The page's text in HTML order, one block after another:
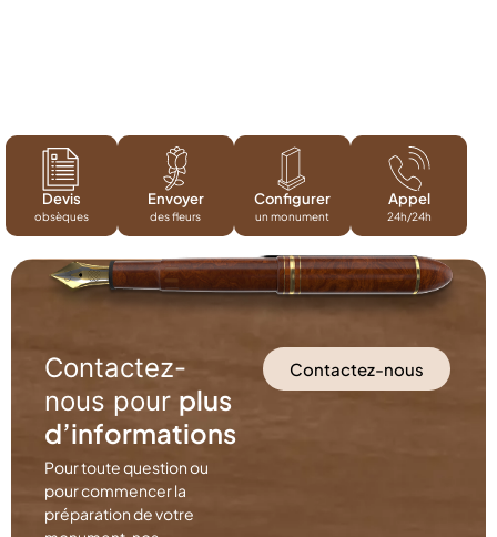
Devis
obsèques
Envoyer
des fleurs
Configurer
un monument
Appel
24h/24h
Contactez-
nous pour plus
d’informations
Pour toute question ou
pour commencer la
préparation de votre
Contactez-nous